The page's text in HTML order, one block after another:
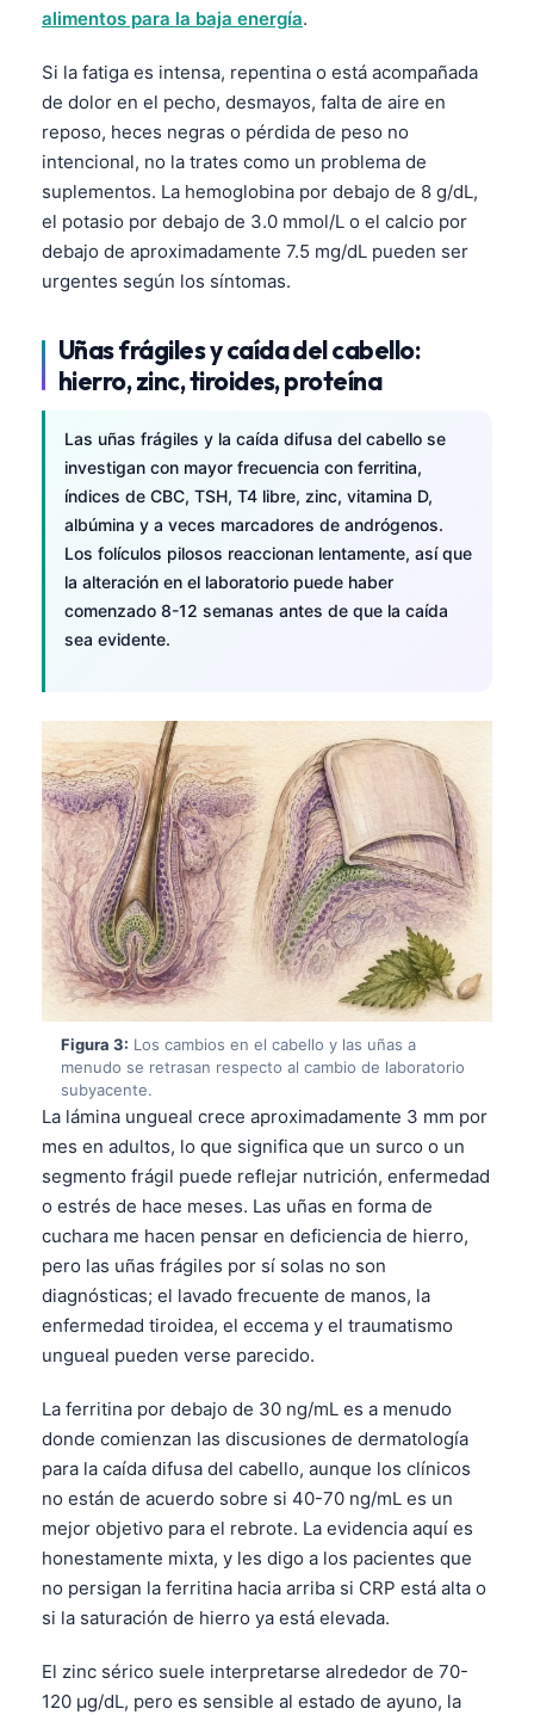
alimentos para la baja energía.
Si la fatiga es intensa, repentina o está acompañada
de dolor en el pecho, desmayos, falta de aire en
reposo, heces negras o pérdida de peso no
intencional, no la trates como un problema de
suplementos. La hemoglobina por debajo de 8 g/dL,
el potasio por debajo de 3.0 mmol/L o el calcio por
debajo de aproximadamente 7.5 mg/dL pueden ser
urgentes según los síntomas.
Uñas frágiles y caída del cabello:
hierro, zinc, tiroides, proteína
Las uñas frágiles y la caída difusa del cabello se
investigan con mayor frecuencia con ferritina,
índices de CBC, TSH, T4 libre, zinc, vitamina D,
albúmina y a veces marcadores de andrógenos.
Los folículos pilosos reaccionan lentamente, así que
la alteración en el laboratorio puede haber
comenzado 8-12 semanas antes de que la caída
sea evidente.
Figura 3: Los cambios en el cabello y las uñas a
menudo se retrasan respecto al cambio de laboratorio
subyacente.
La lámina ungueal crece aproximadamente 3 mm por
mes en adultos, lo que significa que un surco o un
segmento frágil puede reflejar nutrición, enfermedad
o estrés de hace meses. Las uñas en forma de
cuchara me hacen pensar en deficiencia de hierro,
pero las uñas frágiles por sí solas no son
diagnósticas; el lavado frecuente de manos, la
enfermedad tiroidea, el eccema y el traumatismo
ungueal pueden verse parecido.
La ferritina por debajo de 30 ng/mL es a menudo
donde comienzan las discusiones de dermatología
para la caída difusa del cabello, aunque los clínicos
no están de acuerdo sobre si 40-70 ng/mL es un
mejor objetivo para el rebrote. La evidencia aquí es
honestamente mixta, y les digo a los pacientes que
no persigan la ferritina hacia arriba si CRP está alta o
si la saturación de hierro ya está elevada.
El zinc sérico suele interpretarse alrededor de 70-
120 µg/dL, pero es sensible al estado de ayuno, la